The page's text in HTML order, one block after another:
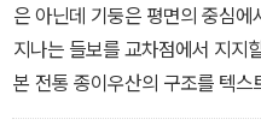
그가 특히 주택에 관심을 가진
발현될 수 있는 대상이었기 때문
은 아닌데 기둥은 평면의 중심
지나는 들보를 교차점에서 지지
본 전통 종이우산의 구조를 텍스
획득하고 있다면, ‘우산을 주제